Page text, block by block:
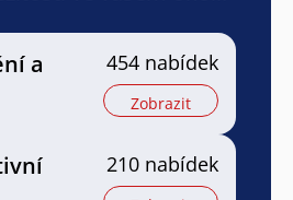
a
454 nabídek
Zobrazit
210 nabídek